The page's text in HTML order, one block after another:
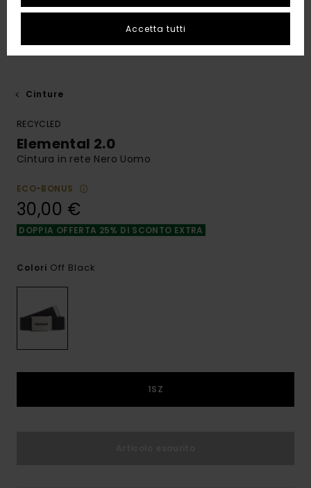
Cinture
RECYCLED
Elemental 2.0
Cintura in rete Nero Uomo
ECO-BONUS
30,00 €
DOPPIA OFFERTA 25% DI SCONTO EXTRA
Colori Off Black
1SZ
Accetta tutti